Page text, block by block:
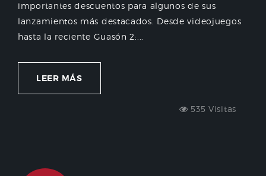
importantes descuentos para algunos de sus
lanzamientos más destacados. Desde videojuegos
hasta la reciente Guasón 2:...
LEER MÁS
535 Visitas